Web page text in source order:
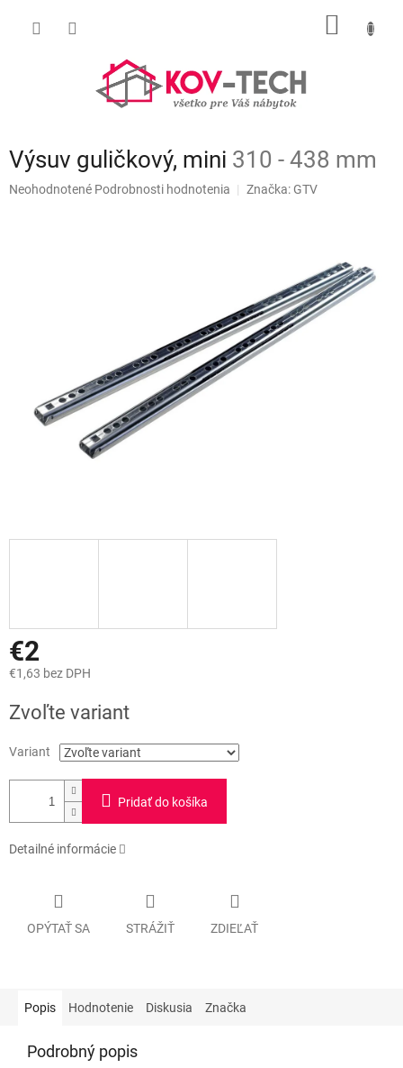
Výsuv guličkový, mini 310 - 438 mm
Priemerné
Neohodnotené Podrobnosti hodnotenia Značka: GTV
€2
€1,63 bez DPH
cena:
Zvoľte variant
Variant
Pridať do košíka
Detailné informácie
OPÝTAŤ SA STRÁŽIŤ ZDIEĽAŤ
Popis Hodnotenie Diskusia Značka
Podrobný popis